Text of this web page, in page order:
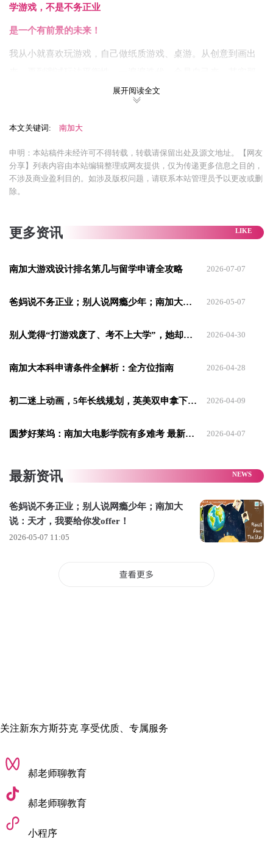
学游戏，不是不务正业
是一个有前景的未来！
我从小就喜欢玩游戏，自己做纸质游戏、桌游。从创意到画出
时候我根本不懂什么“游戏设计理论”，纯粹是凭感觉摸索。
一个游戏的整体流程，也知道了测试有多重要。
而让我真正确定“就是它了”的瞬间，是我把这些桌游带到班级
里，大家玩得很开心、讨论得很热烈的那一刻。我特别享受这
种感觉：
爸妈觉得：学游戏是“不务正业”
在我提出想学游戏的时候，我爸妈的反应几乎和所有中国家长
别说学游戏了，其实初中的我经常打游戏，他们也都是反对
但我没有跟他们硬刚。我做了一件事：证明给他们看。我不是
随口说说，而是真的在持续做这件事——从小学到初中再到高
的，态度就开始松动了。
己要走国际教育道路。
高一那年，我就正式决定了要去国外学游戏设计。
一开始我想申请英国，
的游戏产业更发达，很多大学有专门的游戏开发课程，这更符
合我的期待。
选校时我看重两样东西：
展开阅读全文
本文关键词: 南加大
申明：本站稿件未经许可不得转载，转载请保留出处及源文地址。【网友
分享】列表内容由本站编辑整理或网友提供，仅为传递更多信息之目的，
不涉及商业盈利目的。如涉及版权问题，请联系本站管理员予以更改或删
除。
更多资讯
南加大游戏设计排名第几与留学申请全攻略 2026-07-07
爸妈说不务正业；别人说网瘾少年；南加大说：天才，我要给你发offer！ 2026-05-07
别人觉得“打游戏废了、考不上大学”，她却靠游戏逆袭，拿下大U南加大、纽大 2026-04-30
南加大本科申请条件全解析：全方位指南 2026-04-28
初二迷上动画，5年长线规划，英美双申拿下南加大/CalArts/UCL 2026-04-09
圆梦好莱坞：南加大电影学院有多难考 最新申请要求 2026-04-07
最新资讯
爸妈说不务正业；别人说网瘾少年；南加大
说：天才，我要给你发offer！
2026-05-07 11:05
关注新东方斯芬克 享受优质、专属服务
郝老师聊教育
郝老师聊教育
小程序